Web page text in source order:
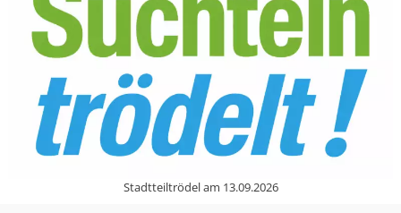
Stadtteiltrödel am 13.09.2026